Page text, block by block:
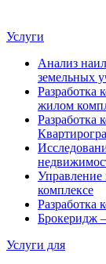
Услуги
Анализ
земельных
Разработка
жилом
Разработка
комплексе
Разработка
Брокеридж
Услуги для